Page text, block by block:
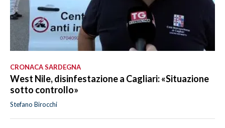
CRONACA SARDEGNA
West Nile, disinfestazione a Cagliari: «Situazione
sotto controllo»
Stefano Birocchi